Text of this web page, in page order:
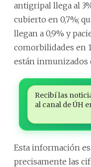
antigripal llega al
cubierto en 0,7%;
llegan a 0,9% y
comorbilidades en
están inmunizados
Recibí las
al canal de ÚH
Esta información
precisamente las